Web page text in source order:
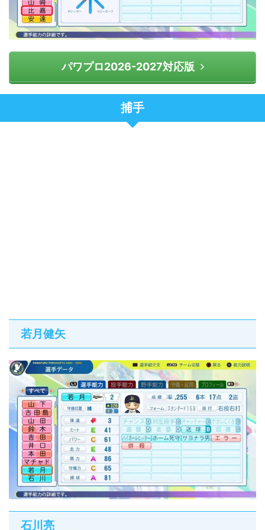
パワプロ2026-2027対応版
捕手
若月健矢
石川亮